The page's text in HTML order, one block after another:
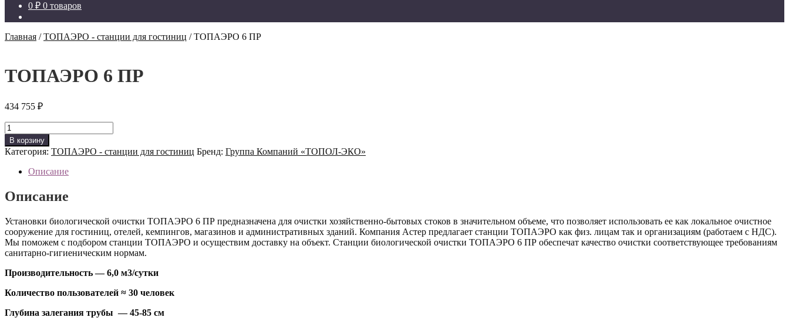
0 ₽ 0 товаров
Главная /ТОПАЭРО - станции для гостиниц /ТОПАЭРО 6 ПР
ТОПАЭРО 6 ПР
434 755 ₽
Количество
товара
ТОПАЭРО
6
В корзину
Категория: ТОПАЭРО - станции для гостиниц Бренд: Группа Компаний «ТОПОЛ-ЭКО»
Описание
Описание
Установки биологической очистки ТОПАЭРО 6 ПР предназначена для очистки хозяйственно-бытовых стоков в значительном объеме, что позволяет использовать ее как локальное очистное
сооружение для гостиниц, отелей, кемпингов, магазинов и административных зданий. Компания Астер предлагает станции ТОПАЭРО как физ. лицам так и организациям (работаем с НДС).
Мы поможем с подбором станции ТОПАЭРО и осуществим доставку на объект. Станции биологической очистки ТОПАЭРО 6 ПР обеспечат качество очистки соответствующее требованиям
санитарно-гигиеническим нормам.
Производительность — 6,0 м3/сутки
Количество пользователей ≈ 30 человек
Глубина залегания трубы — 45-85 см